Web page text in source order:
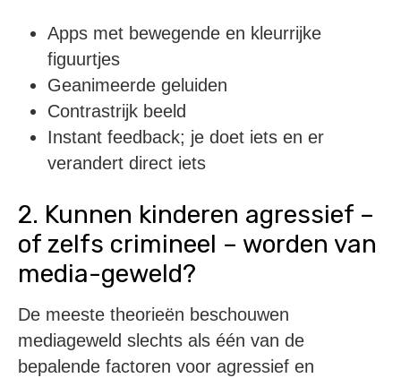
Apps met bewegende en kleurrijke
figuurtjes
Geanimeerde geluiden
Contrastrijk beeld
Instant feedback; je doet iets en er
verandert direct iets
2. Kunnen kinderen agressief –
of zelfs crimineel – worden van
media-geweld?
De meeste theorieën beschouwen
mediageweld slechts als één van de
bepalende factoren voor agressief en